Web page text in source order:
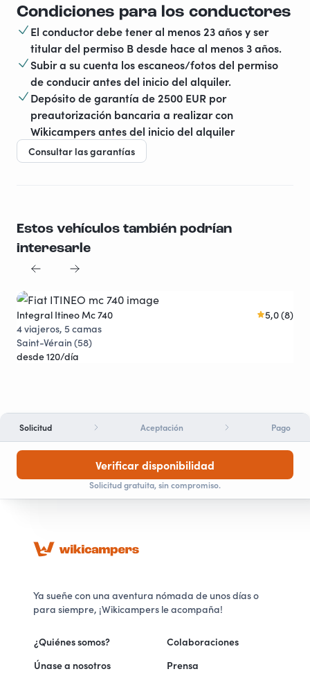
Condiciones para los conductores
El conductor debe tener al menos 23 años y ser
titular del permiso B desde hace al menos 3 años.
Subir a su cuenta los escaneos/fotos del permiso
de conducir antes del inicio del alquiler.
Depósito de garantía de 2500 EUR por
preautorización bancaria a realizar con
Wikicampers antes del inicio del alquiler
Consultar las garantías
Estos vehículos también podrían
interesarle
Joya viajera
Integral Itineo Mc 740
5,0 (8)
4 viajeros, 5 camas
Saint-Vérain (58)
desde 120/día
Solicitud Aceptación Pago
Verificar disponibilidad
Solicitud gratuita, sin compromiso.
Ya sueñe con una aventura nómada de unos días o
para siempre, ¡Wikicampers le acompaña!
¿Quiénes somos?
Únase a nosotros
Colaboraciones
Prensa